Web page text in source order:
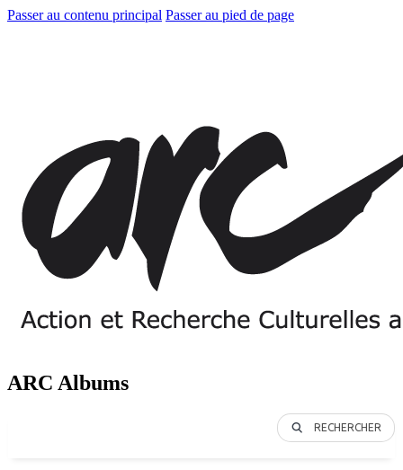
Passer au contenu principal Passer au pied de page
ARC Albums
RECHERCHER